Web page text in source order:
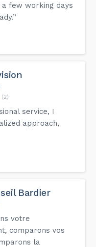
few working days
(2)
service, I
approach,
Bardier
votre
comparons vos
la